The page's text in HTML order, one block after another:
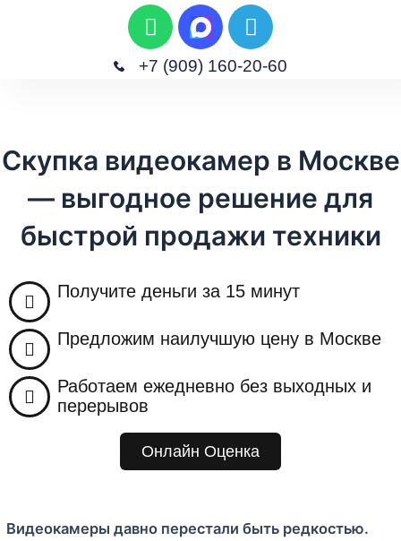
и
к
ж
м
м
W
h
a
t
p
T
e
l
e
m
+7 (909) 160-20-60
u
Скупка видеокамер в Москве
— выгодное решение для
быстрой продажи техники
Получите деньги за 15 минут
Предложим наилучшую цену в Москве
Работаем ежедневно без выходных и
перерывов
Онлайн Оценка
Видеокамеры давно перестали быть редкостью.